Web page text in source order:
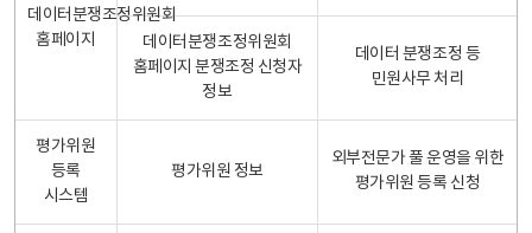
데이터분쟁조정위원회
홈페이지
데이터분쟁조정위원회
홈페이지 분쟁조정 신청자
정보
데이터 분쟁조정 등
민원사무 처리
평가위원
등록
시스템
평가위원 정보
외부전문가 풀 운영을 위한
평가위원 등록 신청